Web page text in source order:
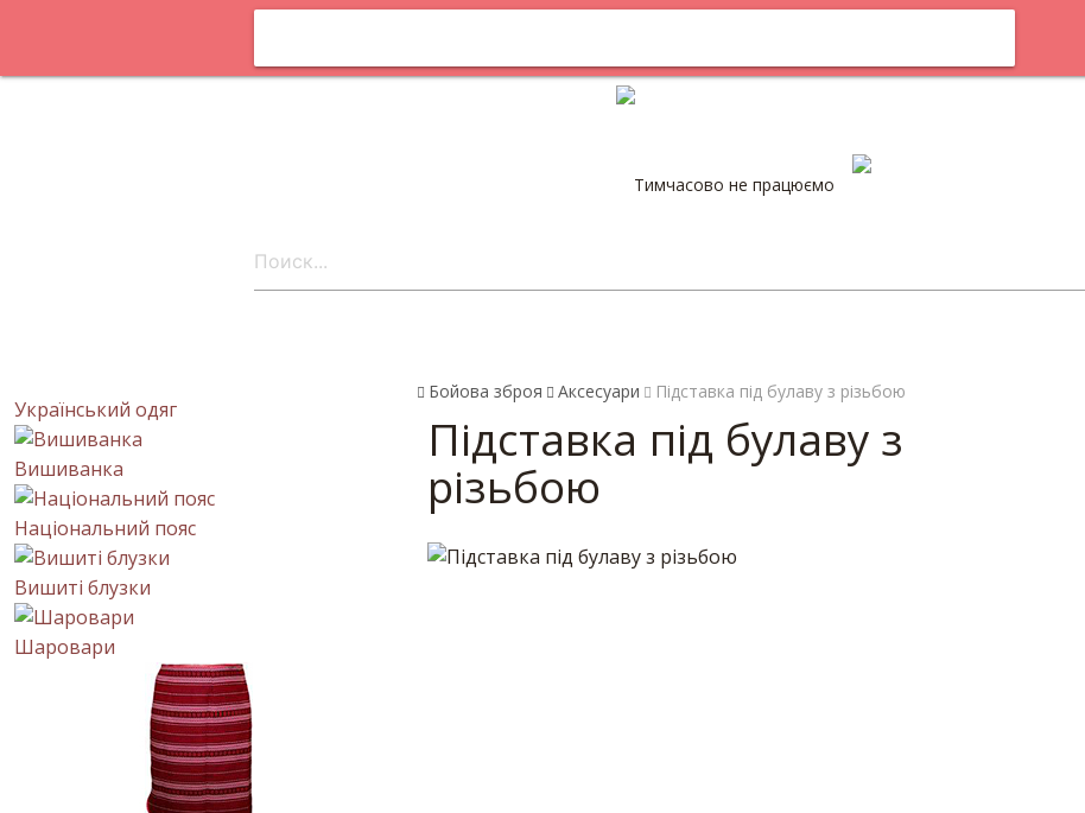
Оплата
Тимчасово не працюємо
Український одяг
Вишиванка
Національний пояс
Вишиті блузки
Шаровари
Бойова зброя Аксесуари Підставка під булаву з різьбою
Підставка під булаву з
різьбою